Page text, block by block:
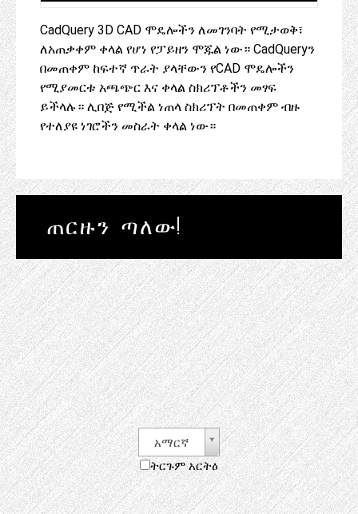
CadQuery 3D CAD ሞዴሎችን ለመገንባት የሚታወቅ፣
ለአጠቃቀም ቀላል የሆነ የፓይዘን ሞጁል ነው። CadQueryን
በመጠቀም ከፍተኛ ጥራት ያላቸውን የCAD ሞዴሎችን
የሚያመርቱ አጫጭር እና ቀላል ስክሪፕቶችን መፃፍ
ይችላሉ። ሊበጅ የሚችል ነጠላ ስክሪፕት በመጠቀም ብዙ
የተለያዩ ነገሮችን መስራት ቀላል ነው።
ጠርዙን ጣለው!
አማርኛ
ትርጉም አርትዕ